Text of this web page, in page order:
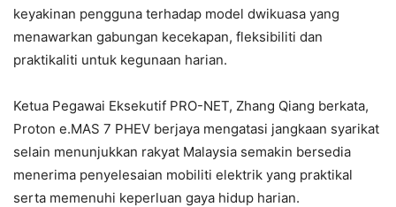
keyakinan pengguna terhadap model dwikuasa yang
menawarkan gabungan kecekapan, fleksibiliti dan
praktikaliti untuk kegunaan harian.
Ketua Pegawai Eksekutif PRO-NET, Zhang Qiang berkata,
Proton e.MAS 7 PHEV berjaya mengatasi jangkaan syarikat
selain menunjukkan rakyat Malaysia semakin bersedia
menerima penyelesaian mobiliti elektrik yang praktikal
serta memenuhi keperluan gaya hidup harian.